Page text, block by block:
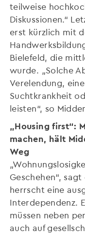
teilweise
Diskussionen.“
erst kürzlich mit
Bielefeld, die
wurde. „Solche
Verelendung,
Suchtkrankheit
leisten“, so
„Housing first“:
machen, hält
Weg
Geschehen“,
herrscht eine
Interdependenz.
müssen neben
auch auf